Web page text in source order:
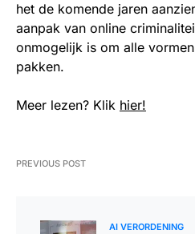
het de komende jaren
aanpak van online
onmogelijk is om alle
pakken.
Meer lezen? Klik hier!
PREVIOUS POST
AI VERORDENING